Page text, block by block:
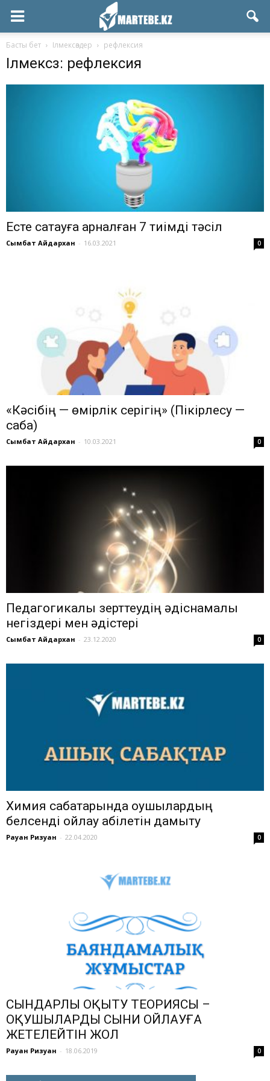
Басты бет Ілмексөздер рефлексия
Ілмексөз: рефлексия
Есте сақтауға арналған 7 тиімді тәсіл
Сымбат Айдархан - 16.03.2021 0
«Кәсібің — өмірлік серігің» (Пікірлесу —
сабақ)
Сымбат Айдархан - 10.03.2021 0
Педагогикалық зерттеудің әдіснамалық
негіздері мен әдістері
Сымбат Айдархан - 23.12.2020 0
Химия сабақтарында оқушылардың
белсенді ойлау қабілетін дамыту
Рауан Ризуан - 22.04.2020 0
СЫНДАРЛЫ ОҚЫТУ ТЕОРИЯСЫ –
ОҚУШЫЛАРДЫ СЫНИ ОЙЛАУҒА
ЖЕТЕЛЕЙТІН ЖОЛ
Рауан Ризуан - 18.06.2019 0